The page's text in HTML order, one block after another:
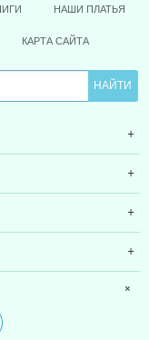
НАШИ ПЛАТЬЯ
КАРТА САЙТА